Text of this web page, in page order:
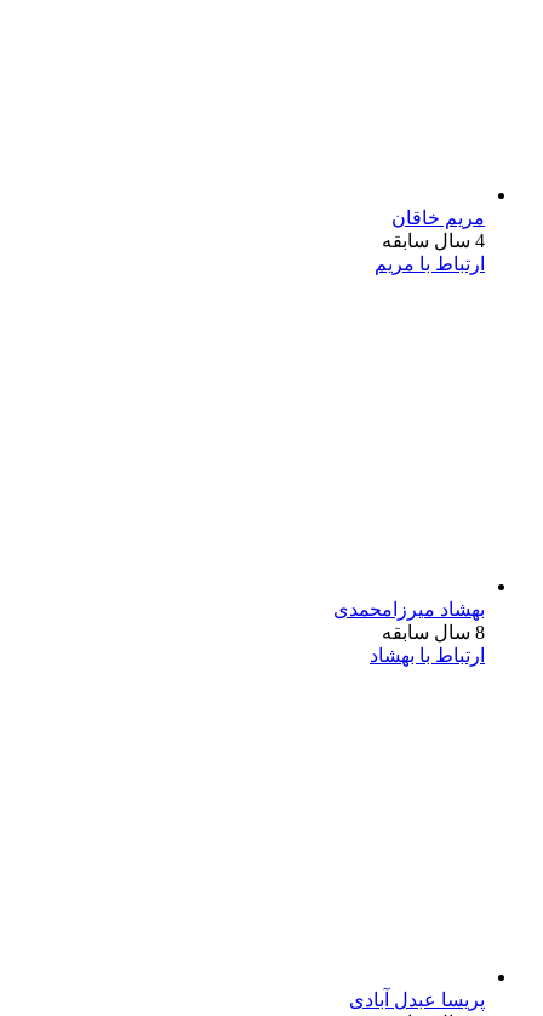
مریم خاقان
4 سال سابقه
ارتباط با مریم
بهشاد میرزامحمدی
8 سال سابقه
ارتباط با بهشاد
پریسا عبدل آبادی